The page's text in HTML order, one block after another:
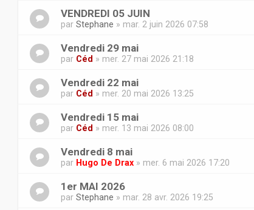
VENDREDI 05 JUIN
par Stephane » mar. 2 juin 2026 07:58
Vendredi 29 mai
par Céd » mer. 27 mai 2026 21:18
Vendredi 22 mai
par Céd » mer. 20 mai 2026 13:25
Vendredi 15 mai
par Céd » mer. 13 mai 2026 08:00
Vendredi 8 mai
par Hugo De Drax » mer. 6 mai 2026 17:20
1er MAI 2026
par Stephane » mar. 28 avr. 2026 19:25